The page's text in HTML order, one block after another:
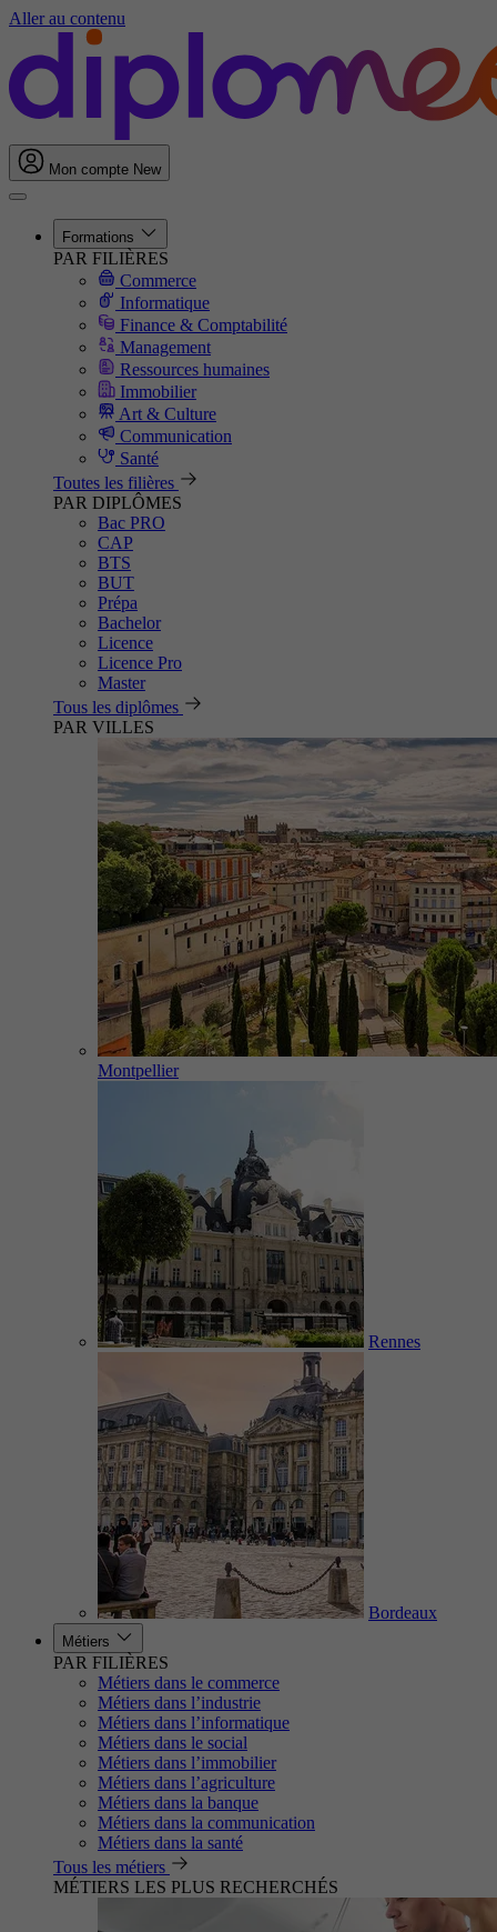
Aller au contenu
Mon compte New
Formations
PAR FILIÈRES
Commerce
Informatique
Finance & Comptabilité
Management
Ressources humaines
Immobilier
Art & Culture
Communication
Santé
Toutes les filières
PAR DIPLÔMES
Bac PRO
CAP
BTS
BUT
Prépa
Bachelor
Licence
Licence Pro
Master
Tous les diplômes
PAR VILLES
Montpellier
Rennes
Bordeaux
Métiers
PAR FILIÈRES
Métiers dans le commerce
Métiers dans l’industrie
Métiers dans l’informatique
Métiers dans le social
Métiers dans l’immobilier
Métiers dans l’agriculture
Métiers dans la banque
Métiers dans la communication
Métiers dans la santé
Tous les métiers
MÉTIERS LES PLUS RECHERCHÉS